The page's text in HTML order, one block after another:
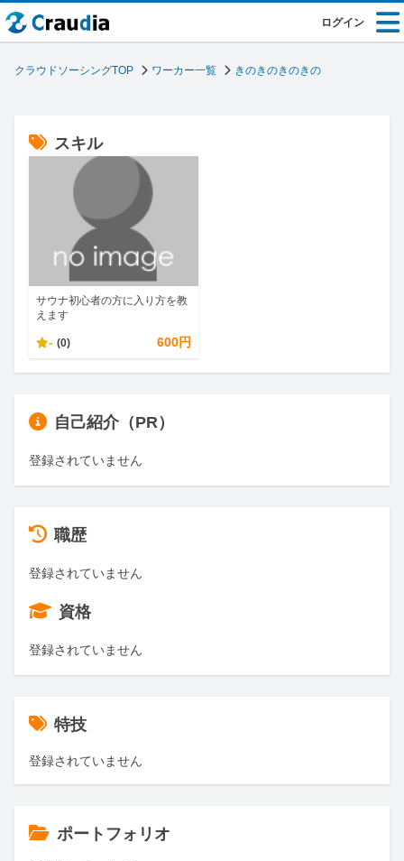
ログイン
クラウドソーシングTOP ワーカー一覧 きのきのきのきの
スキル
サウナ初心者の方に入り方を教
えます
- (0) 600円
自己紹介（PR）
登録されていません
職歴
登録されていません
資格
登録されていません
特技
登録されていません
ポートフォリオ